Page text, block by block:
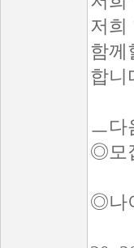
저희
함께
합니
ㅡ다
◎모
◎나